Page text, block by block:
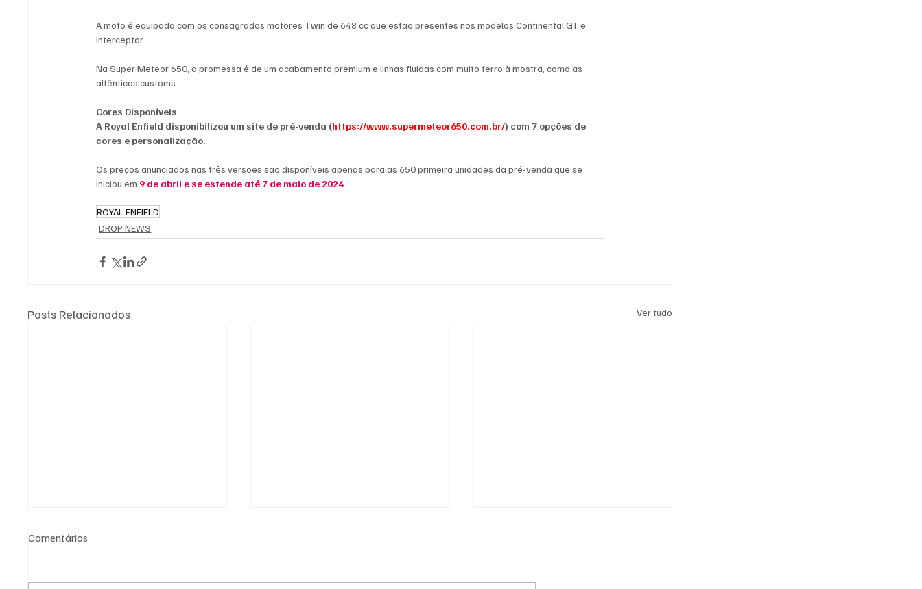
A moto é equipada com os consagrados motores Twin de 648 cc que estão presentes nos modelos Continental GT e
Interceptor.
Na Super Meteor 650, a promessa é de um acabamento premium e linhas fluidas com muito ferro à mostra, como as
altênticas customs.
Cores Disponíveis
A Royal Enfield disponibilizou um site de pré-venda (https://www.supermeteor650.com.br/) com 7 opções de
cores e personalização.
Os preços anunciados nas três versões são disponíveis apenas para as 650 primeira unidades da pré-venda que se
iniciou em 9 de abril e se estende até 7 de maio de 2024.
ROYAL ENFIELD
DROP NEWS
Posts Relacionados Ver tudo
Comentários